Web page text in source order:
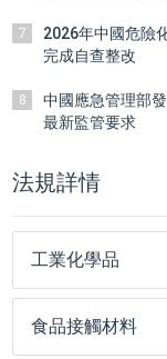
7
2026年中國危險
完成自查整改
8
中國應急管理部
最新監管要求
法規詳情
工業化學品
食品接觸材料